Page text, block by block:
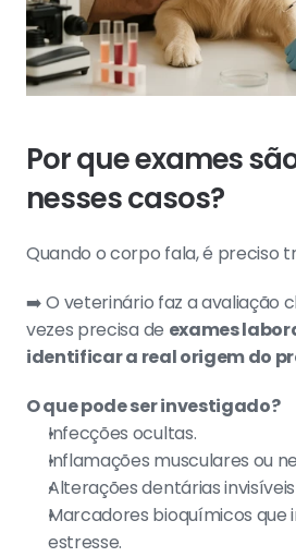
Por que exames
nesses casos?
Quando o corpo fala, é preciso
➡️ O veterinário faz a avaliação
vezes precisa de exames
identificar a real origem do
O que pode ser investigado?
Infecções ocultas.
Inflamações musculares ou
Alterações dentárias
Marcadores bioquímicos que
estresse.